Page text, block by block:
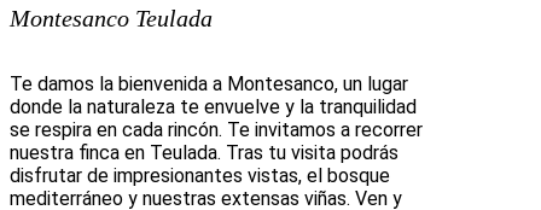
Montesanco Teulada
Te damos la bienvenida a Montesanco, un lugar
donde la naturaleza te envuelve y la tranquilidad
se respira en cada rincón. Te invitamos a recorrer
nuestra finca en Teulada. Tras tu visita podrás
disfrutar de impresionantes vistas, el bosque
mediterráneo y nuestras extensas viñas. Ven y